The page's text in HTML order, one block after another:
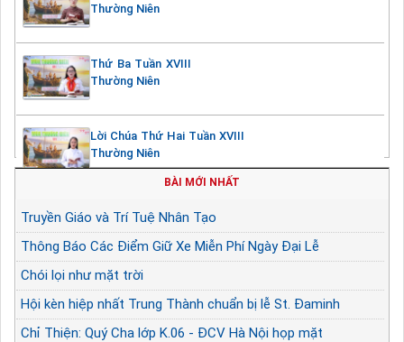
Thường Niên
Thứ Ba Tuần XVIII
Thường Niên
Lời Chúa Thứ Hai Tuần XVIII
Thường Niên
BÀI MỚI NHẤT
Truyền Giáo và Trí Tuệ Nhân Tạo
Thông Báo Các Điểm Giữ Xe Miễn Phí Ngày Đại Lễ
Chói lọi như mặt trời
Hội kèn hiệp nhất Trung Thành chuẩn bị lễ St. Đaminh
Chỉ Thiện: Quý Cha lớp K.06 - ĐCV Hà Nội họp mặt